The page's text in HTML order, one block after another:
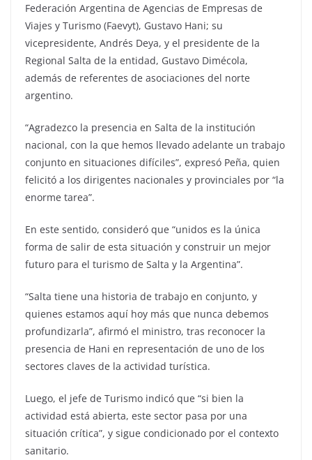
Federación Argentina de Agencias de Empresas de
Viajes y Turismo (Faevyt), Gustavo Hani; su
vicepresidente, Andrés Deya, y el presidente de la
Regional Salta de la entidad, Gustavo Dimécola,
además de referentes de asociaciones del norte
argentino.
“Agradezco la presencia en Salta de la institución
nacional, con la que hemos llevado adelante un trabajo
conjunto en situaciones difíciles”, expresó Peña, quien
felicitó a los dirigentes nacionales y provinciales por “la
enorme tarea”.
En este sentido, consideró que “unidos es la única
forma de salir de esta situación y construir un mejor
futuro para el turismo de Salta y la Argentina”.
“Salta tiene una historia de trabajo en conjunto, y
quienes estamos aquí hoy más que nunca debemos
profundizarla”, afirmó el ministro, tras reconocer la
presencia de Hani en representación de uno de los
sectores claves de la actividad turística.
Luego, el jefe de Turismo indicó que “si bien la
actividad está abierta, este sector pasa por una
situación crítica”, y sigue condicionado por el contexto
sanitario.